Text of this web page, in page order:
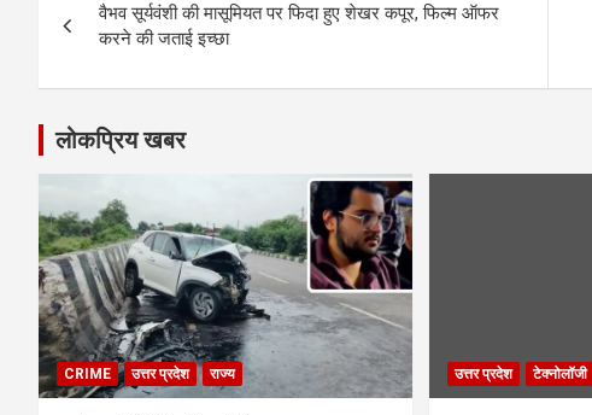
navigation
वैभव सूर्यवंशी की मासूमियत पर फिदा हुए शेखर कपूर, फिल्म ऑफर
करने की जताई इच्छा
लोकप्रिय खबर
CRIME उत्तर प्रदेश राज्य उत्तर प्रदेश टेक्नोलॉजी